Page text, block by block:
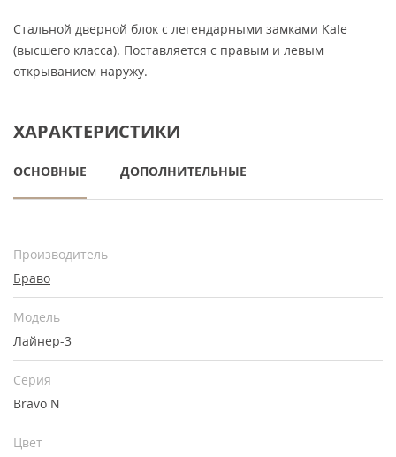
Стальной дверной блок с легендарными замками Kale
(высшего класса). Поставляется с правым и левым
открыванием наружу.
ХАРАКТЕРИСТИКИ
ОСНОВНЫЕ ДОПОЛНИТЕЛЬНЫЕ
Производитель
Браво
Модель
Лайнер-3
Серия
Bravo N
Цвет